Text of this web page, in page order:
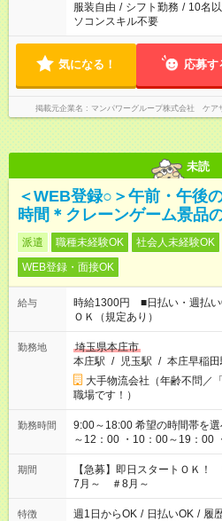
服装自由 / シフト勤務 / 10名
ソコンスキル不要
気になる！ 応募す
掲載元企業名 マンパワーグループ株式会社 ケア
未読
＜WEB登録○＞午前・午後
時間＊クレーンゲーム景品
派遣 職種未経験OK 社会人未経験OK
WEB登録・面接OK
給与
時給1300円 ■日払い・週払
ＯＫ（規定あり）
勤務地
埼玉県本庄市
本庄駅 / 児玉駅 / 本庄早稲田
大手物流会社（年齢不問／
職場です！）
勤務時間
9:00～18:00 希望の時間帯を選べます！ ＜シフト例＞ ・8：30
～12：00 ・10：00～19：00
22：00 ・22：00～翌6：00
期間
【急募】即日スタートＯＫ
7月～ ＃8月～
特徴 週1日からOK / 日払いOK / 履